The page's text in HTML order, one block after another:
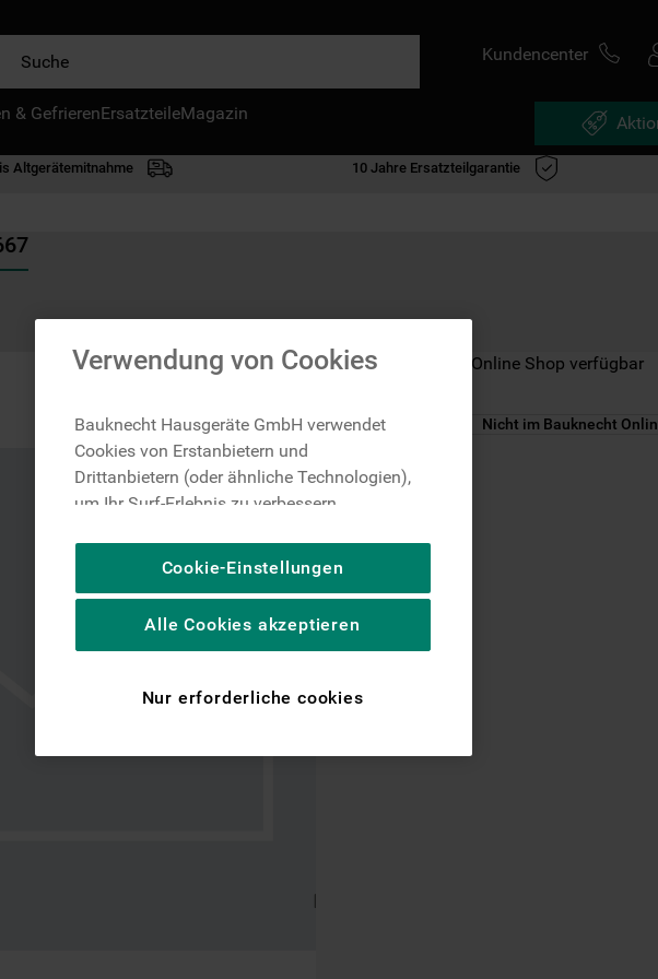
Kundencenter
& GefrierenErsatzteileMagazin
Altgerätemitnahme 10 Jahre Ersatzteilgarantie
Nicht im Bauknecht Online Shop verfügbar
Nicht im Bauknecht
Verwendung von Cookies
Bauknecht Hausgeräte GmbH verwendet
Cookies von Erstanbietern und
Drittanbietern (oder ähnliche Technologien),
um Ihr Surf-Erlebnis zu verbessern
um die redaktionellen Inhalte der Website
basierend auf Ihrer Nutzung der Website zu
personalisieren, die Funktionalität der
spezifische Funktionen anzubieten
Plattformen, beispielsweise Google LLC –
Cookie-Einstellungen
Nur erforderliche cookies
Alle Cookies akzeptieren
HÄUFIGSTEN SUCHANFRAGEN
gefrierschrank